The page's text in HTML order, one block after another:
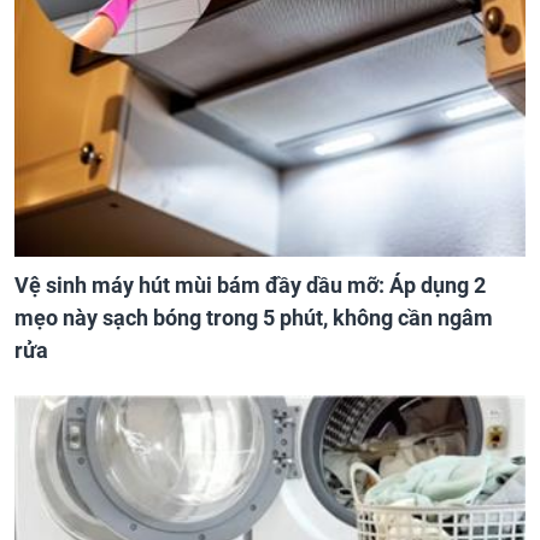
Vệ sinh máy hút mùi bám đầy dầu mỡ: Áp dụng 2
mẹo này sạch bóng trong 5 phút, không cần ngâm
rửa